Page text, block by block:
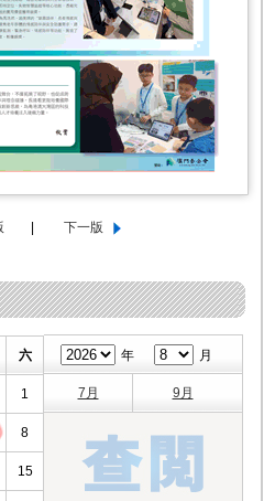
六
1
8
15
年 月
7月 9月